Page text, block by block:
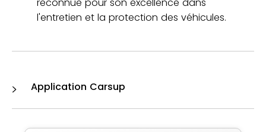
l'entretien et la protection des véhicules.
Application Carsup